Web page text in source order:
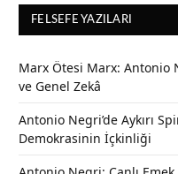
FELSEFE YAZILARI
Marx Ötesi Marx: Antonio
ve Genel Zekâ
Antonio Negri’de Aykırı
Demokrasinin İçkinliği